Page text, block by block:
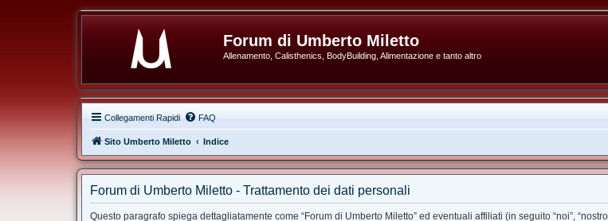
Forum di Umberto Miletto
Allenamento, Calisthenics, BodyBuilding, Alimentazione e tanto altro
Collegamenti Rapidi FAQ
Sito Umberto Miletto Indice
Forum di Umberto Miletto - Trattamento dei dati personali
Questo paragrafo spiega dettagliatamente come “Forum di Umberto Miletto” ed eventuali affiliati (in seguito “noi”,